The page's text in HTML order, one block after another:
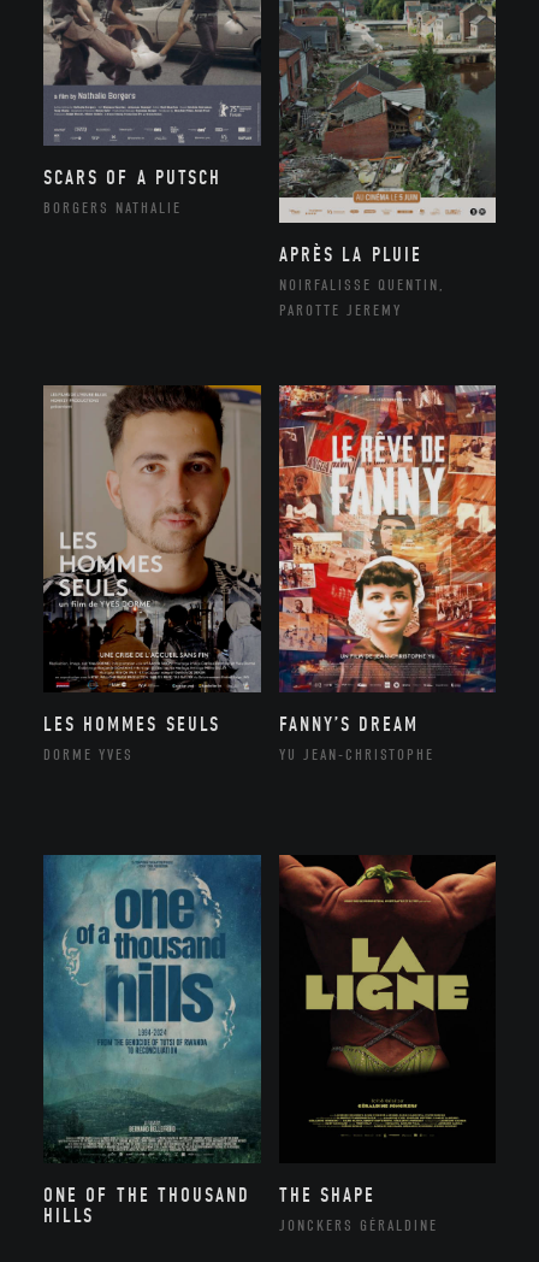
SCARS OF A PUTSCH
BORGERS NATHALIE
APRÈS LA PLUIE
NOIRFALISSE QUENTIN,
PAROTTE JEREMY
LES HOMMES SEULS
DORME YVES
FANNY’S DREAM
YU JEAN-CHRISTOPHE
ONE OF THE THOUSAND
HILLS
THE SHAPE
JONCKERS GÉRALDINE